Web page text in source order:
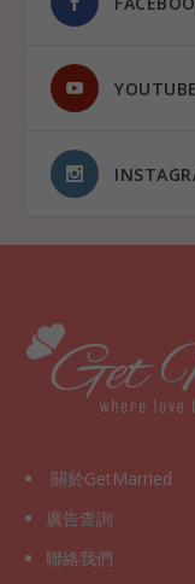
YOUTUBE
關於GetMarried
廣告查詢
聯絡我們